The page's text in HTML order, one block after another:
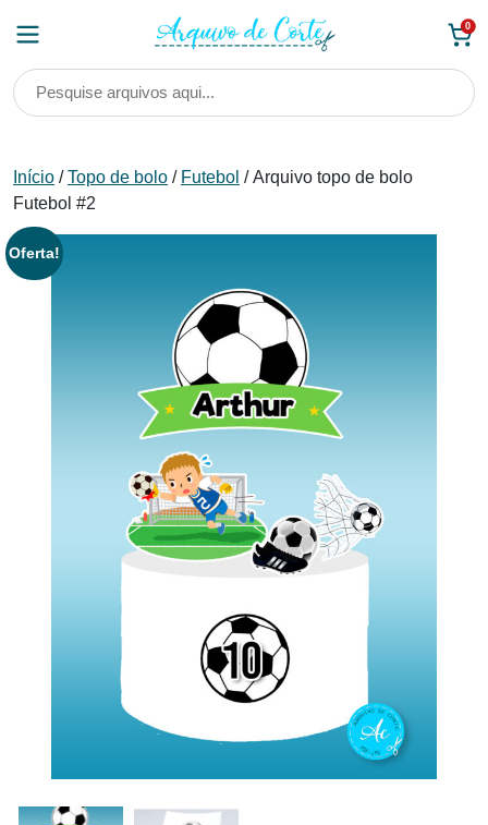
0
Início /Topo de bolo / Futebol / Arquivo topo de bolo
Futebol #2
Oferta!